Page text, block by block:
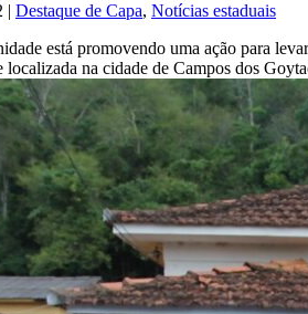
| Destaque de Capa, Notícias estaduais
está promovendo uma ação para
na cidade de Campos dos